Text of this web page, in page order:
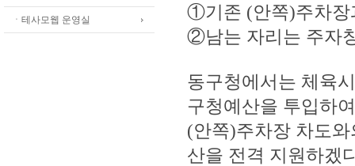
ㆍ테사모웹 운영실
①기존 (안쪽)주차장
②남는 자리는 주자
동구청에서는 체육
구청예산을 투입하
(안쪽)주차장 차도
산을 전격 지원하겠